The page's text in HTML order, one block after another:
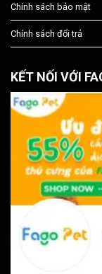
Chính sách bảo mật
Chính sách đổi trả
KẾT NỐI VỚI